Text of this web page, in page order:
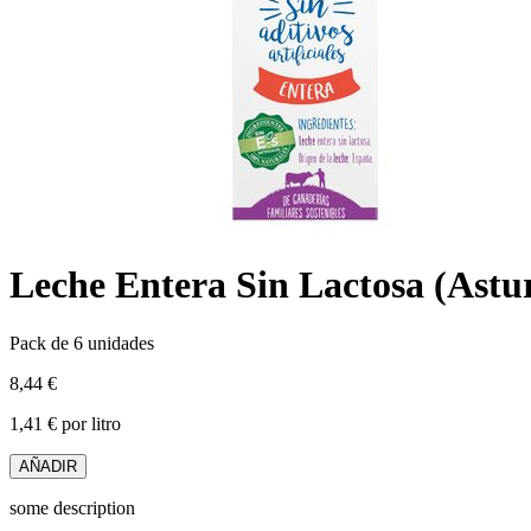
Leche Entera Sin Lactosa
Pack de 6 unidades
8,44 €
1,41 € por litro
AÑADIR
some description